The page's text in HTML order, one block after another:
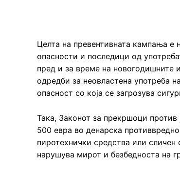
Целта на превентивната кампања е
опасности и последици од
пред и за време на новогодишните
одредби за неовластена употреба
опасност со која се загрозува
Така, Законот за прекршоци
500 евра во денарска
пиротехнички средства или сличен
нарушува мирот и безбедноста на